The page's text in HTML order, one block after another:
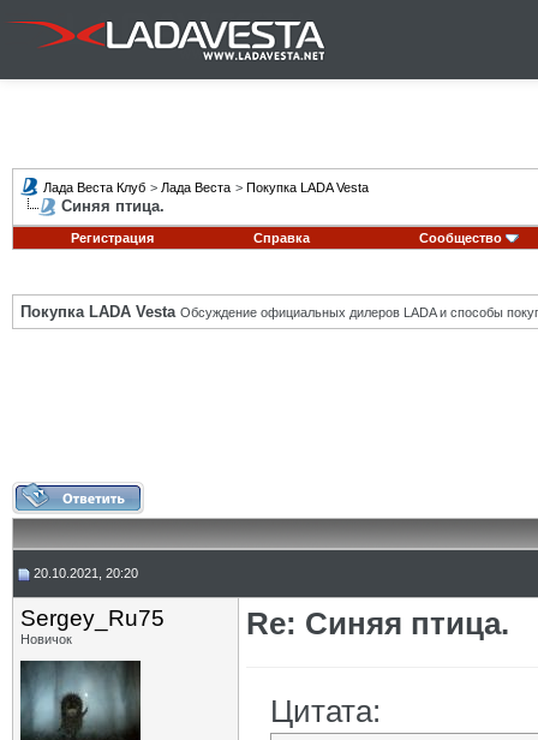
Лада Веста Клуб > Лада Веста > Покупка LADA Vesta
Синяя птица.
Регистрация Справка Сообщество
Покупка LADA Vesta Обсуждение официальных дилеров LADA и способы
20.10.2021, 20:20
Sergey_Ru75
Новичок Re: Синяя птица.
Цитата: